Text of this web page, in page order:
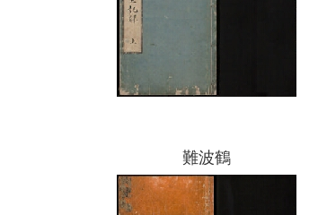
難波鶴